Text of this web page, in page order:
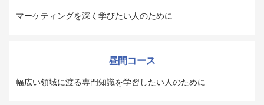
マーケティングを深く学びたい人のために
昼間コース
幅広い領域に渡る専門知識を学習したい人のために